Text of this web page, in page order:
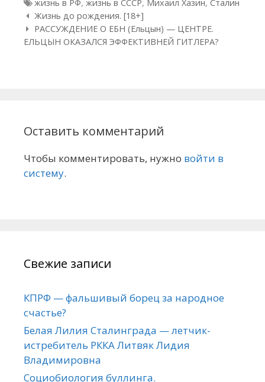
Метки
жизнь в РФ, жизнь в СССР, Михаил Хазин, Сталин
Навигация по статьям
Жизнь до рождения. [18+]
РАССУЖДЕНИЕ О ЕБН (Ельцын) — ЦЕНТРЕ.
ЕЛЬЦЫН ОКАЗАЛСЯ ЭФФЕКТИВНЕЙ ГИТЛЕРА?
Оставить комментарий
Чтобы комментировать, нужно войти в
систему.
Свежие записи
КПРФ — фальшивый борец за народное
счастье?
Белая Лилия Сталинграда — летчик-
истребитель РККА Литвяк Лидия
Владимировна
Социобиология буллинга.